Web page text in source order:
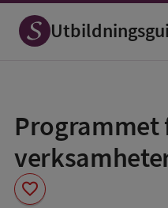
Programmet
favorite
som
favorit